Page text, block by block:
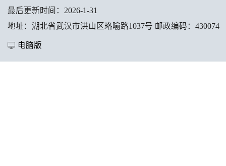
最后更新时间： 2026-1-31
地址：湖北省武汉市洪山区珞喻路1037号 邮政编码：430074
电脑版